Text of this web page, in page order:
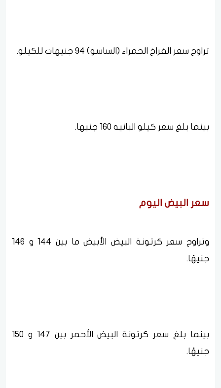
تراوح سعر الفراخ الحمراء (الساسو) 94 جنيهات للكيلو.
بينما بلغ سعر كيلو البانيه 160 جنيها.
سعر البيض اليوم
وتراوح سعر كرتونة البيض الأبيض ما بين 144 و 146
جنيهًا.
بينما بلغ سعر كرتونة البيض الأحمر بين 147 و 150
جنيهًا.